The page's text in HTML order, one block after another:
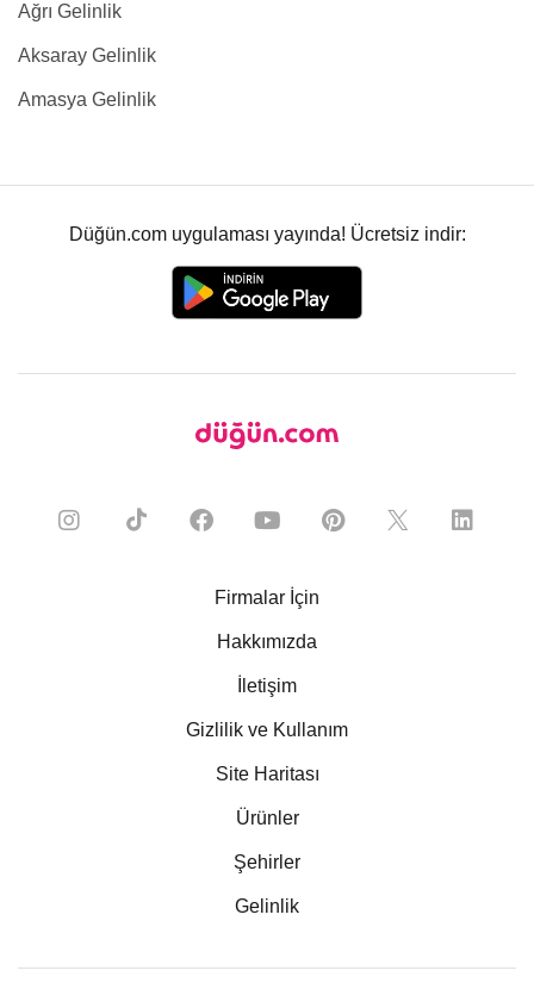
Ağrı Gelinlik
Aksaray Gelinlik
Amasya Gelinlik
Düğün.com uygulaması yayında! Ücretsiz indir:
Firmalar İçin
Hakkımızda
İletişim
Gizlilik ve Kullanım
Site Haritası
Ürünler
Şehirler
Gelinlik